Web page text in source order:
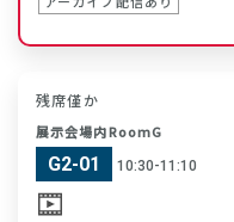
残席僅か
展示会場内RoomG
G2-01 10:30-11:10